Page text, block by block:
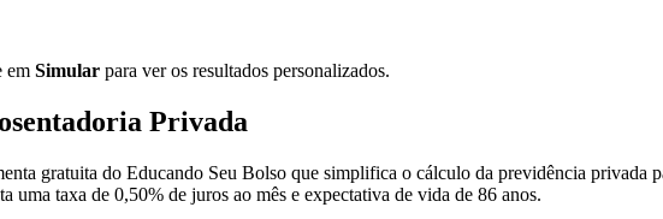
em Simular para ver os resultados personalizados.
Privada
gratuita do Educando Seu Bolso que simplifica o cálculo da previdência privada
uma taxa de 0,50% de juros ao mês e expectativa de vida de 86 anos.